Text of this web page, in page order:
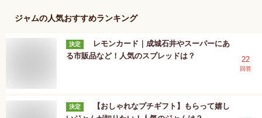
ジャムの人気おすすめランキング
決定
レモンカード｜成城石井やスーパーにあ
る市販品など！人気のスプレッドは？
22
回答
決定
【おしゃれなプチギフト】もらって嬉し